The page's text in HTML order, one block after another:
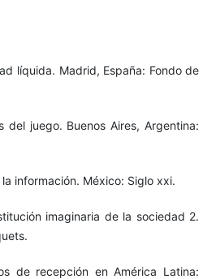
líquida. Madrid, España: Fondo de
del juego. Buenos Aires, Argentina:
información. México: Siglo xxi.
imaginaria de la sociedad 2.
de recepción en América Latina: